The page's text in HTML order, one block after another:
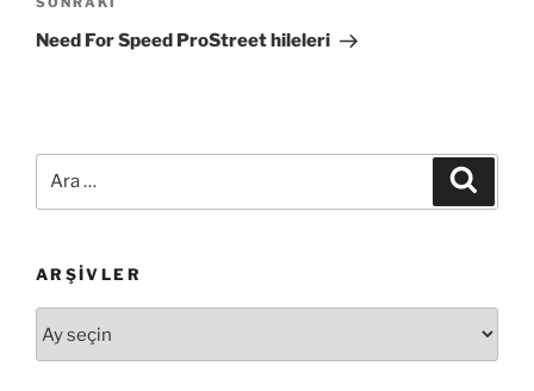
Sonraki
Yazı
Need For Speed ProStreet hileleri
ARŞIVLER